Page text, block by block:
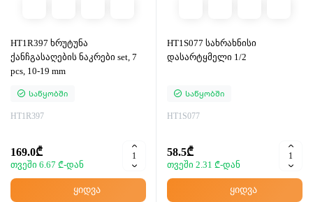
HT1R397 ხრუტუნა
ქანჩგასაღების ნაკრები set, 7
pcs, 10-19 mm
Საწყობში
HT1R397
169.0₾
თვეში 6.67 ₾-დან
ყიდვა
HT1S077 სახრახნისი
დასარტყმელი 1/2
Საწყობში
HT1S077
58.5₾
თვეში 2.31 ₾-დან
ყიდვა